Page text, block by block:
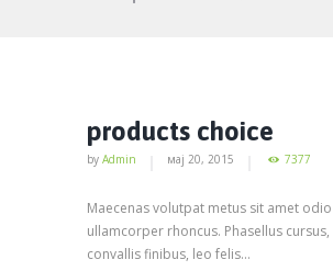
products choice
by Admin мај 20, 2015 7377
Maecenas volutpat metus sit amet odio
ullamcorper rhoncus. Phasellus
convallis finibus, leo felis...